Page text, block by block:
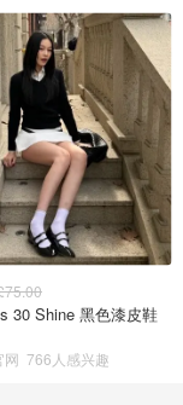
30 Shine 黑色漆皮鞋
网 766人感兴趣